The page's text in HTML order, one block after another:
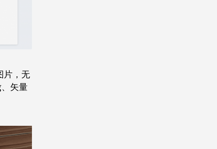
片，无
矢量